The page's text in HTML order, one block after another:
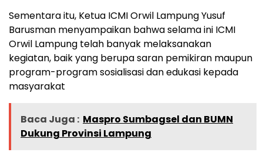
Sementara itu, Ketua ICMI Orwil Lampung Yusuf
Barusman menyampaikan bahwa selama ini ICMI
Orwil Lampung telah banyak melaksanakan
kegiatan, baik yang berupa saran pemikiran maupun
program-program sosialisasi dan edukasi kepada
masyarakat
Baca Juga : Maspro Sumbagsel dan BUMN
Dukung Provinsi Lampung